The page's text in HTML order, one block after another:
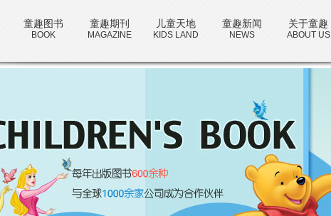
童趣图书
BOOK
童趣期刊
MAGAZINE
儿童天地
KIDS LAND
童趣新闻
NEWS
关于童趣
ABOUT US